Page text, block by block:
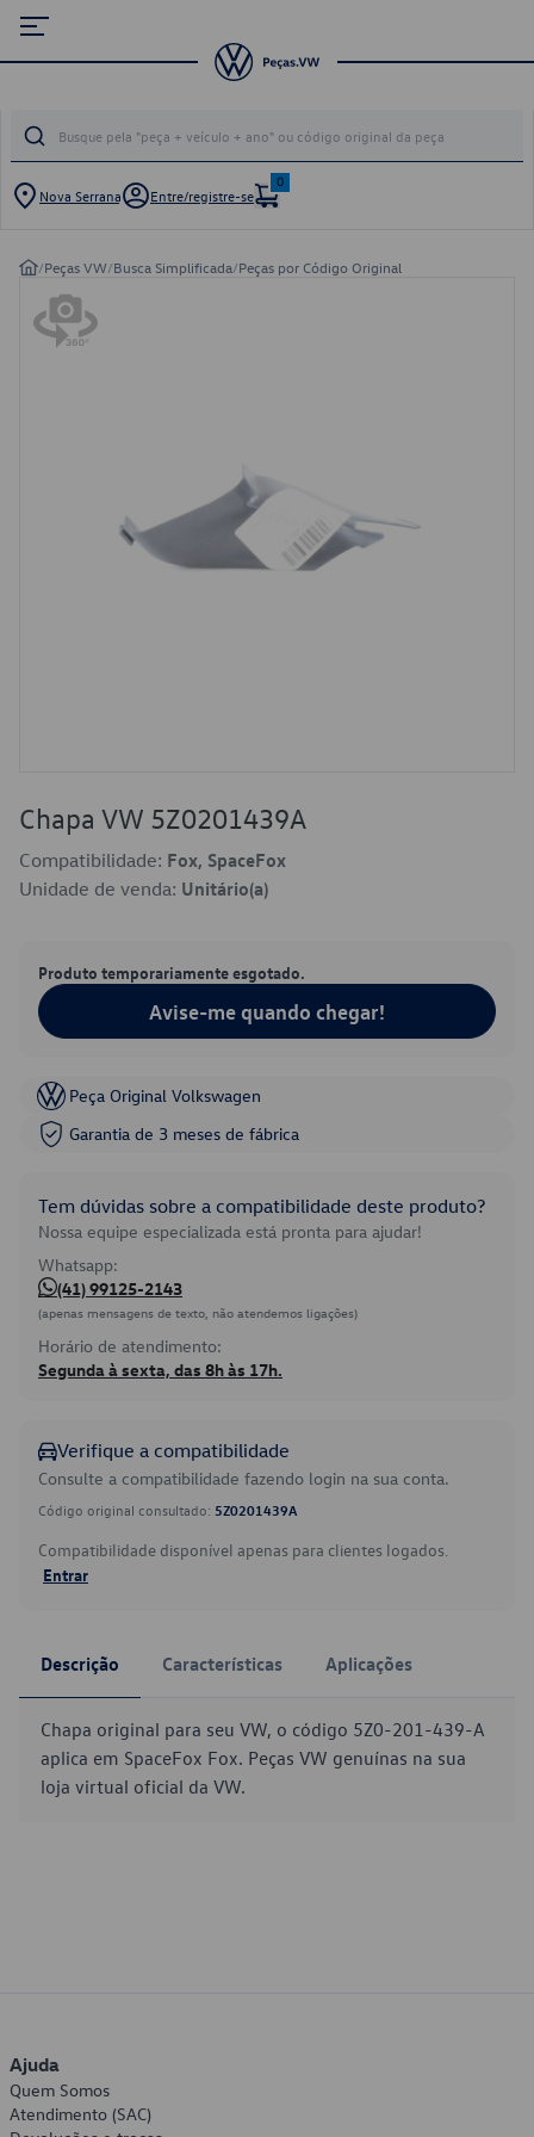
Nova Serrana Entre/registre-se
0
/Peças VW/Busca Simplificada/Peças por Código Original
Chapa VW 5Z0201439A
Compatibilidade: Fox, SpaceFox
Unidade de venda: Unitário(a)
Produto temporariamente esgotado.
Avise-me quando chegar!
Peça Original Volkswagen
Garantia de 3 meses de fábrica
Tem dúvidas sobre a compatibilidade deste produto?
Nossa equipe especializada está pronta para ajudar!
Whatsapp:
(41) 99125-2143
(apenas mensagens de texto, não atendemos ligações)
Horário de atendimento:
Segunda à sexta, das 8h às 17h.
Verifique a compatibilidade
Consulte a compatibilidade fazendo login na sua conta.
Código original consultado: 5Z0201439A
Compatibilidade disponível apenas para clientes logados.
Entrar
Descrição Características Aplicações
Chapa original para seu VW, o código 5Z0-201-439-A
aplica em SpaceFox Fox. Peças VW genuínas na sua
loja virtual oficial da VW.
Ajuda
Quem Somos
Atendimento (SAC)